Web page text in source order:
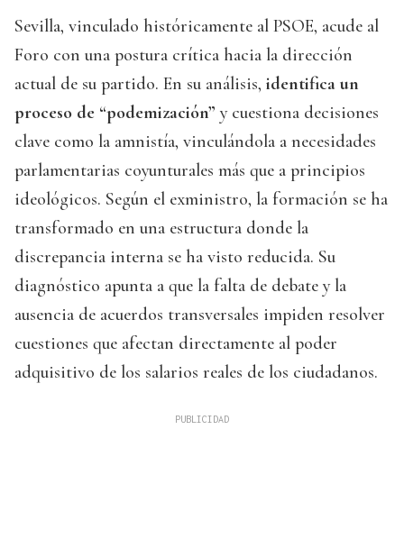
Sevilla, vinculado históricamente al PSOE, acude al
Foro con una postura crítica hacia la dirección
actual de su partido. En su análisis, identifica un
proceso de “podemización” y cuestiona decisiones
clave como la amnistía, vinculándola a necesidades
parlamentarias coyunturales más que a principios
ideológicos. Según el exministro, la formación se ha
transformado en una estructura donde la
discrepancia interna se ha visto reducida. Su
diagnóstico apunta a que la falta de debate y la
ausencia de acuerdos transversales impiden resolver
cuestiones que afectan directamente al poder
adquisitivo de los salarios reales de los ciudadanos.